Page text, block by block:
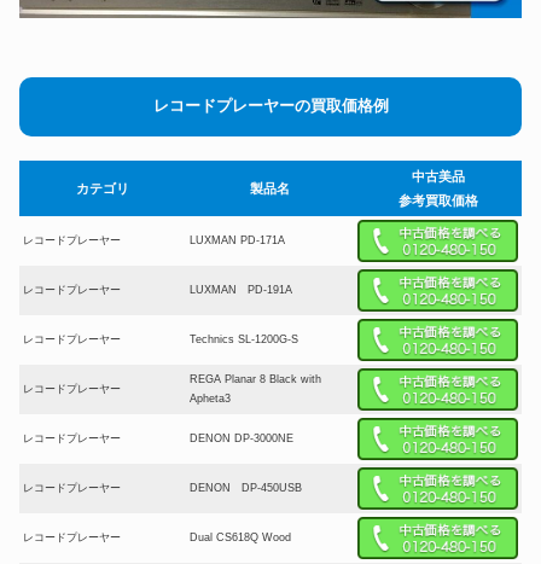
レコードプレーヤーの買取価格例
カテゴリ 製品名
中古美品
参考買取価格
レコードプレーヤー LUXMAN PD-171A
レコードプレーヤー LUXMAN PD-191A
レコードプレーヤー Technics SL-1200G-S
レコードプレーヤー
REGA Planar 8 Black with
Apheta3
レコードプレーヤー DENON DP-3000NE
レコードプレーヤー DENON DP-450USB
レコードプレーヤー Dual CS618Q Wood